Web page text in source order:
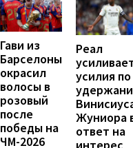
Гави из
Барселоны
окрасил
волосы в
розовый
после
победы на
ЧМ-2026
Реал
усилия по
Жуниора
ответ на